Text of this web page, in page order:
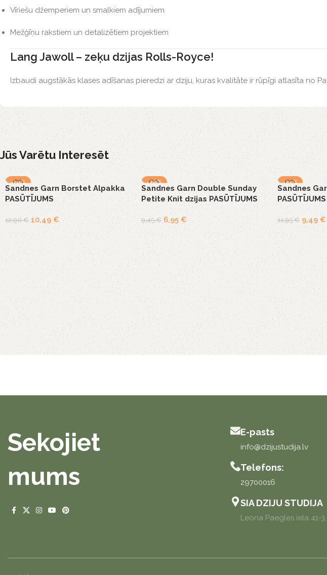
Vīriešu džemperiem un smalkiem adījumiem
Mežģīņu rakstiem un detalizētiem projektiem
Lang Jawoll – zeķu dzijas Rolls-Royce!
Izbaudi augstākās klases adīšanas pieredzi ar dziju, kuras kvalitāte ir rūpīgi atlasīta no
Jūs Varētu Interesēt
-19%
Sandnes Garn Borstet Alpakka
PASŪTĪJUMS
12,90€ 10,49€
-26%
Sandnes Garn Double Sunday
Petite Knit dzijas PASŪTĪJUMS
9,45€ 6,95€
-21%
Sandnes
PASŪTĪJUMS
11,95€ 9,49 €
Sekojiet
mums
E-pasts
info@dzijustudija.lv
Telefons:
29700016
SIA DZIJU STUDIJA
Leona Paegles iela 41-